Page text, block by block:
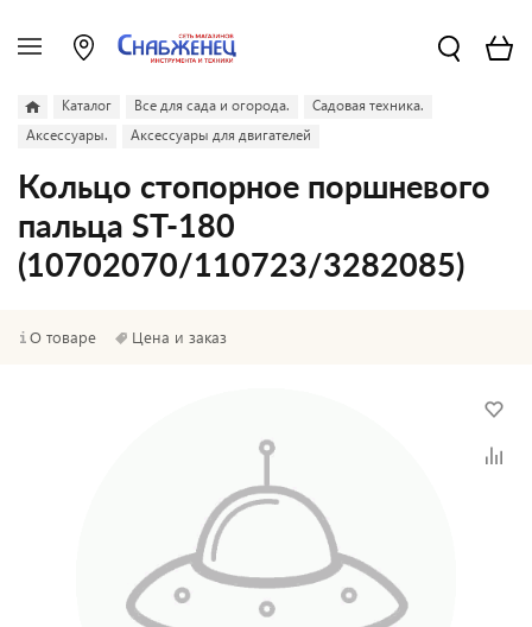
Каталог Все для сада и огорода.
Садовая техника.
Аксессуары.
Аксессуары для двигателей
Кольцо стопорное поршневого
пальца ST-180
(10702070/110723/3282085)
О товаре Цена и заказ